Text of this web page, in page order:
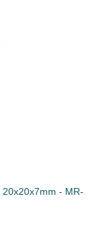
20x20x7mm - MR-